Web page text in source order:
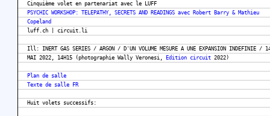
Cinquième volet en partenariat avec le LUFF
PSYCHIC WORKSHOP: TELEPATHY, SECRETS AND READINGS avec Robert Barry & Mathieu
Copeland
luff.ch | circuit.li
Ill: INERT GAS SERIES / ARGON / D'UN VOLUME MESURE A UNE EXPANSION INDEFINIE /
MAI 2022, 14H15 (photographie Wally Veronesi, Edition circuit 2022)
Plan de salle
Texte de salle FR
Huit volets successifs: